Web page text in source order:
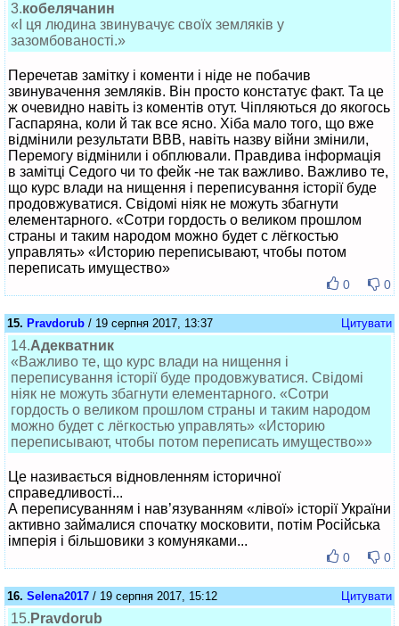
3.кобелячанин
«І ця людина звинувачує своїх земляків у
зазомбованості.»
Перечетав замітку і коменти і ніде не побачив
звинувачення земляків. Він просто констатує факт. Та це
ж очевидно навіть із коментів отут. Чіпляються до якогось
Гаспаряна, коли й так все ясно. Хіба мало того, що вже
відмінили результати ВВВ, навіть назву війни змінили,
Перемогу відмінили і обплювали. Правдива інформація
в замітці Седого чи то фейк -не так важливо. Важливо те,
що курс влади на нищення і переписування історії буде
продовжуватися. Свідомі ніяк не можуть збагнути
елементарного. «Сотри гордость о великом прошлом
страны и таким народом можно будет с лёгкостью
управлять» «Историю переписывают, чтобы потом
переписать имущество»
0 0
15. Pravdorub / 19 серпня 2017, 13:37 Цитувати
14.Адекватник
«Важливо те, що курс влади на нищення і
переписування історії буде продовжуватися. Свідомі
ніяк не можуть збагнути елементарного. «Сотри
гордость о великом прошлом страны и таким народом
можно будет с лёгкостью управлять» «Историю
переписывают, чтобы потом переписать имущество»»
Це називається відновленням історичної
справедливості...
А переписуванням і нав’язуванням «лівої» історії України
активно займалися спочатку московити, потім Російська
імперія і більшовики з комуняками...
0 0
16. Selena2017 / 19 серпня 2017, 15:12 Цитувати
15. Pravdorub